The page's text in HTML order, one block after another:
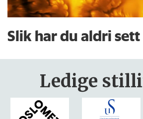
Slik har du aldri
Ledige